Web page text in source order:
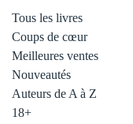
Tous les livres
Coups de cœur
Meilleures ventes
Nouveautés
Auteurs de A à Z
18+